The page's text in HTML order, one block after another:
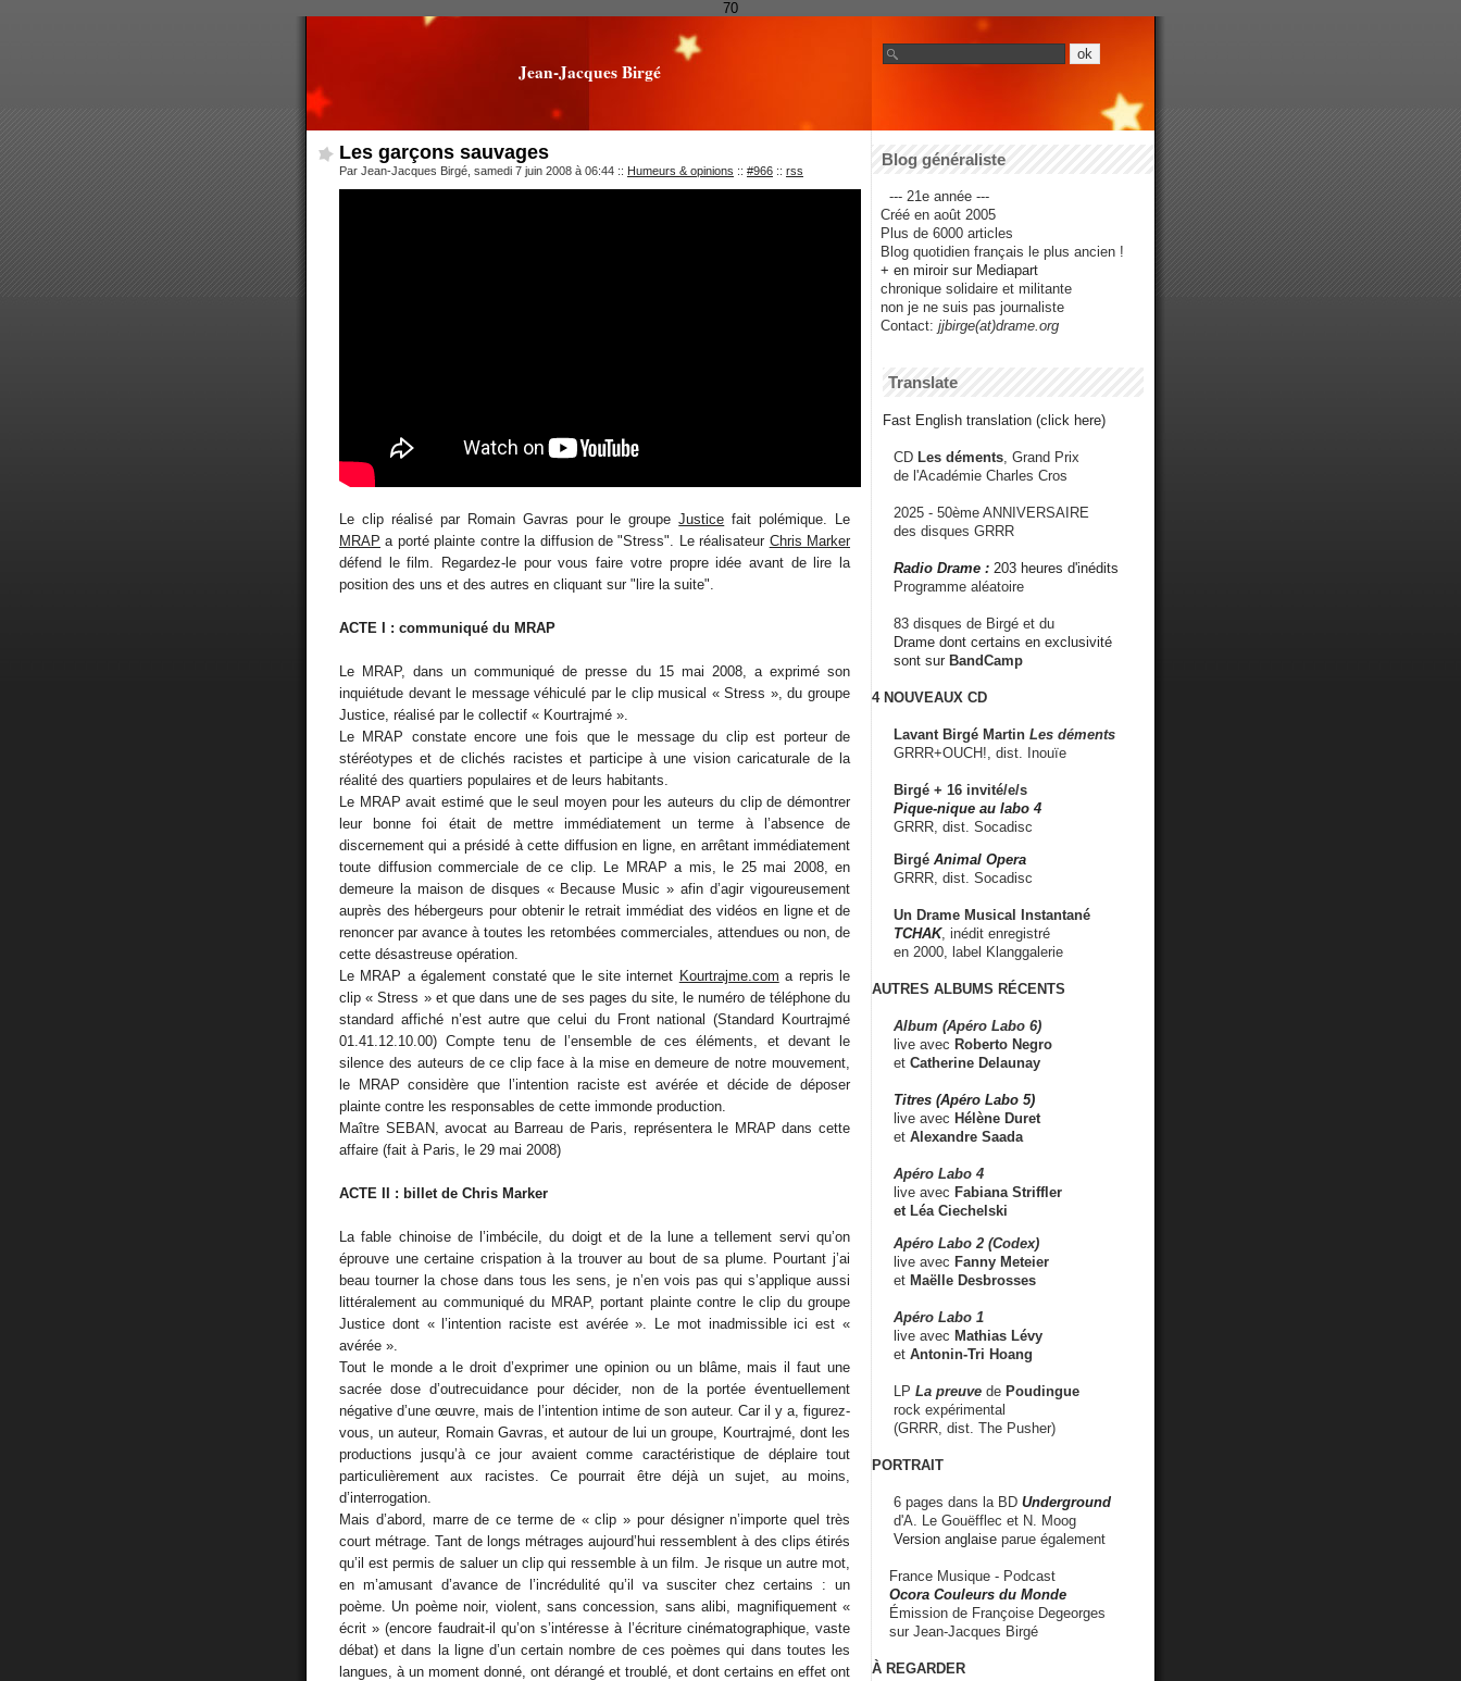
70
Jean-Jacques Birgé
Les garçons sauvages
Par Jean-Jacques Birgé, samedi 7 juin 2008 à 06:44 :: Humeurs & opinions :: #966 :: rss
Le clip réalisé par Romain Gavras pour le groupeJustice fait polémique. Le
MRAP a porté plainte contre la diffusion de "Stress". Le réalisateur Chris Marker
défend le film. Regardez-le pour vous faire votre propre idée avant de lire la
position des uns et des autres en cliquant sur "lire la suite".
ACTE I : communiqué du MRAP
Le MRAP, dans un communiqué de presse du 15 mai 2008, a exprimé son
inquiétude devant le message véhiculé par le clip musical « Stress », du groupe
Justice, réalisé par le collectif « Kourtrajmé ».
Le MRAP constate encore une fois que le message du clip est porteur de
stéréotypes et de clichés racistes et participe à une vision caricaturale de la
réalité des quartiers populaires et de leurs habitants.
Le MRAP avait estimé que le seul moyen pour les auteurs du clip de démontrer
leur bonne foi était de mettre immédiatement un terme à l’absence de
discernement qui a présidé à cette diffusion en ligne, en arrêtant immédiatement
toute diffusion commerciale de ce clip. Le MRAP a mis, le 25 mai 2008, en
demeure la maison de disques « Because Music » afin d’agir vigoureusement
auprès des hébergeurs pour obtenir le retrait immédiat des vidéos en ligne et de
renoncer par avance à toutes les retombées commerciales, attendues ou non, de
cette désastreuse opération.
Le MRAP a également constaté que le site internet Kourtrajme.com a repris le
clip « Stress » et que dans une de ses pages du site, le numéro de téléphone du
standard affiché n’est autre que celui du Front national (Standard Kourtrajmé
01.41.12.10.00) Compte tenu de l’ensemble de ces éléments, et devant le
silence des auteurs de ce clip face à la mise en demeure de notre mouvement,
le MRAP considère que l’intention raciste est avérée et décide de déposer
plainte contre les responsables de cette immonde production.
Maître SEBAN, avocat au Barreau de Paris, représentera le MRAP dans cette
affaire (fait à Paris, le 29 mai 2008)
ACTE II : billet de Chris Marker
La fable chinoise de l’imbécile, du doigt et de la lune a tellement servi qu’on
éprouve une certaine crispation à la trouver au bout de sa plume. Pourtant j’ai
beau tourner la chose dans tous les sens, je n’en vois pas qui s’applique aussi
littéralement au communiqué du MRAP, portant plainte contre le clip du groupe
Justice dont « l’intention raciste est avérée ». Le mot inadmissible ici est «
avérée ».
Tout le monde a le droit d’exprimer une opinion ou un blâme, mais il faut une
sacrée dose d’outrecuidance pour décider, non de la portée éventuellement
négative d’une œuvre, mais de l’intention intime de son auteur. Car il y a, figurez-
vous, un auteur, Romain Gavras, et autour de lui un groupe, Kourtrajmé, dont les
productions jusqu’à ce jour avaient comme caractéristique de déplaire tout
particulièrement aux racistes. Ce pourrait être déjà un sujet, au moins,
d’interrogation.
Mais d’abord, marre de ce terme de « clip » pour désigner n’importe quel très
court métrage. Tant de longs métrages aujourd’hui ressemblent à des clips étirés
qu’il est permis de saluer un clip qui ressemble à un film. Je risque un autre mot,
en m’amusant d’avance de l’incrédulité qu’il va susciter chez certains : un
poème. Un poème noir, violent, sans concession, sans alibi, magnifiquement «
écrit » (encore faudrait-il qu’on s’intéresse à l’écriture cinématographique, vaste
débat) et dans la ligne d’un certain nombre de ces poèmes qui dans toutes les
langues, à un moment donné, ont dérangé et troublé, et dont certains en effet ont
Blog généraliste
--- 21e année ---
Créé en août 2005
Plus de 6000 articles
Blog quotidien français le plus ancien !
+ en miroir sur Mediapart
chronique solidaire et militante
non je ne suis pas journaliste
Contact: jjbirge(at)drame.org
Translate
Fast English translation (click here)
CD Les déments , Grand Prix
de l'Académie Charles Cros
2025 - 50ème ANNIVERSAIRE
des disques GRRR
Radio Drame : 203 heures d'inédits
Programme aléatoire
83 disques de Birgé et du
Drame dont certains en exclusivité
sont sur BandCamp
4 NOUVEAUX CD
Lavant Birgé Martin Les déments
GRRR+OUCH!, dist. Inouïe
Birgé + 16 invité/e/s
Pique-nique au labo 4
GRRR, dist. Socadisc
Birgé Animal Opera
GRRR, dist. Socadisc
Un Drame Musical Instantané
TCHAK, inédit enregistré
en 2000, label Klanggalerie
AUTRES ALBUMS RÉCENTS
Album (Apéro Labo 6)
live avec Roberto Negro
et Catherine Delaunay
Titres (Apéro Labo 5)
live avec Hélène Duret
et Alexandre Saada
Apéro Labo 4
live avec Fabiana Striffler
et Léa Ciechelski
Apéro Labo 2 (Codex)
live avec Fanny Meteier
et Maëlle Desbrosses
Apéro Labo 1
live avec Mathias Lévy
et Antonin-Tri Hoang
LP La preuve de Poudingue
rock expérimental
(GRRR, dist. The Pusher)
PORTRAIT
6 pages dans la BD Underground
d'A. Le Gouëfflec et N. Moog
Version anglaise parue également
France Musique - Podcast
Ocora Couleurs du Monde
Émission de Françoise Degeorges
sur Jean-Jacques Birgé
À REGARDER